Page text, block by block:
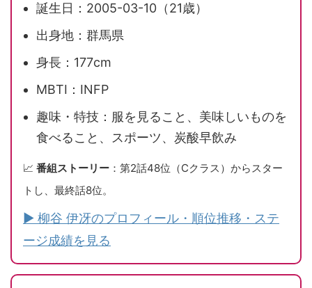
誕生日：2005-03-10（21歳）
出身地：群馬県
身長：177cm
MBTI：INFP
趣味・特技：服を見ること、美味しいものを
食べること、スポーツ、炭酸早飲み
📈 番組ストーリー ：第2話48位（Cクラス）からスター
トし、最終話8位。
▶ 柳谷 伊冴のプロフィール・順位推移・ステ
ージ成績を見る